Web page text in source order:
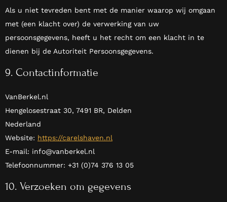
Als u niet tevreden bent met de manier waarop wij omgaan
met (een klacht over) de verwerking van uw
persoonsgegevens, heeft u het recht om een klacht in te
dienen bij de Autoriteit Persoonsgegevens.
9. Contactinformatie
VanBerkel.nl
Hengelosestraat 30, 7491 BR, Delden
Nederland
Website: https://carelshaven.nl
E-mail: info@vanberkel.nl
Telefoonnummer: +31 (0)74 376 13 05
10. Verzoeken om gegevens